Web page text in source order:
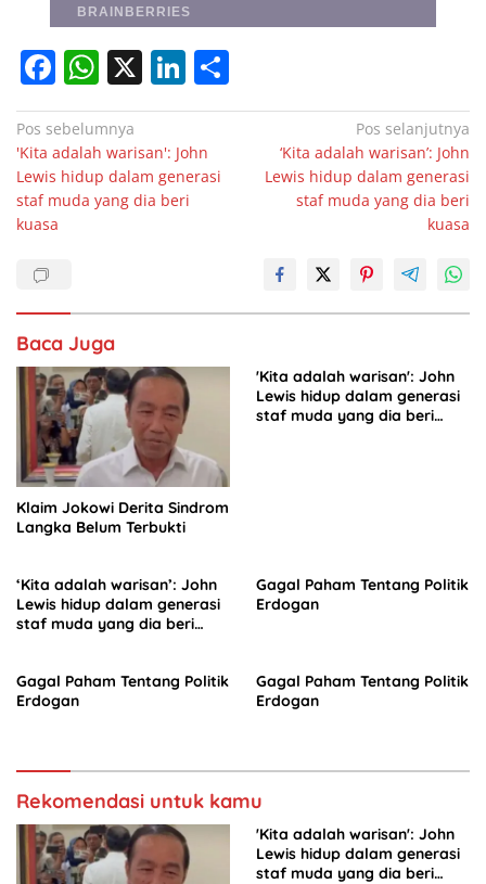
F
a
c
e
b
o
k
W
h
at
s
A
X Li
n
k
e
dI
h
Navigasi
pos
Pos sebelumnya
'Kita adalah warisan': John
Lewis hidup dalam generasi
staf muda yang dia beri
kuasa
Pos selanjutnya
‘Kita adalah warisan’: John
Lewis hidup dalam generasi
staf muda yang dia beri
kuasa
Baca Juga
Klaim Jokowi Derita Sindrom
Langka Belum Terbukti
'Kita adalah warisan': John
Lewis hidup dalam generasi
staf muda yang dia beri
‘Kita adalah warisan’: John
Lewis hidup dalam generasi
staf muda yang dia beri
Gagal Paham Tentang Politik
Erdogan
Gagal Paham Tentang Politik
Erdogan
Gagal Paham Tentang Politik
Erdogan
Rekomendasi untuk kamu
'Kita adalah warisan': John
Lewis hidup dalam generasi
staf muda yang dia beri